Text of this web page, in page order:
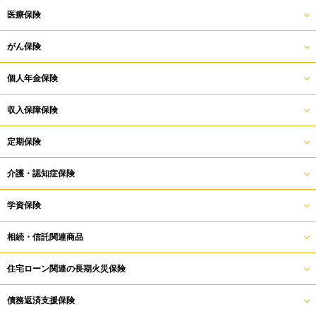
医療保険
がん保険
個人年金保険
収入保障保険
定期保険
介護・認知症保険
学資保険
相続・信託関連商品
住宅ローン関連の長期火災保険
債務返済支援保険